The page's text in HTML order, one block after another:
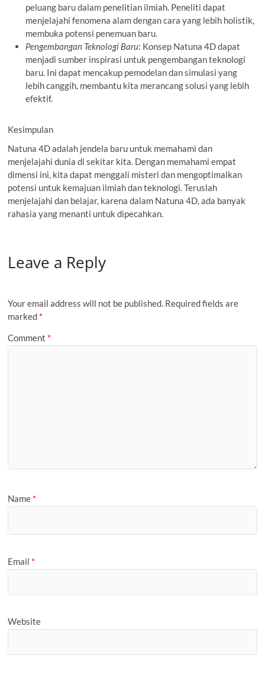
peluang baru dalam penelitian ilmiah. Peneliti dapat
menjelajahi fenomena alam dengan cara yang lebih holistik,
membuka potensi penemuan baru.
Pengembangan Teknologi Baru: Konsep Natuna 4D dapat
menjadi sumber inspirasi untuk pengembangan teknologi
baru. Ini dapat mencakup pemodelan dan simulasi yang
lebih canggih, membantu kita merancang solusi yang lebih
efektif.
Kesimpulan
Natuna 4D adalah jendela baru untuk memahami dan
menjelajahi dunia di sekitar kita. Dengan memahami empat
dimensi ini, kita dapat menggali misteri dan mengoptimalkan
potensi untuk kemajuan ilmiah dan teknologi. Teruslah
menjelajahi dan belajar, karena dalam Natuna 4D, ada banyak
rahasia yang menanti untuk dipecahkan.
Leave a Reply
Your email address will not be published. Required fields are
marked *
Comment *
Name *
Email *
Website